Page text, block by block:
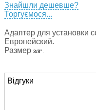
Знайшли дешевше?
Торгуємося...
Адаптер для установки
Европейский.
Размер 3/8".
Відгуки